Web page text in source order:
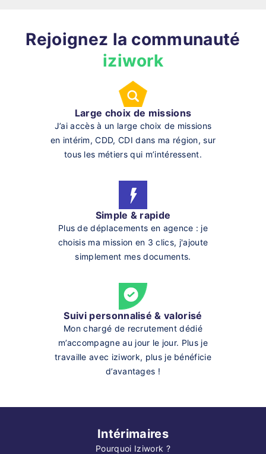
Rejoignez la communauté
iziwork
Large choix de missions
J’ai accès à un large choix de missions
en intérim, CDD, CDI dans ma région, sur
tous les métiers qui m’intéressent.
Simple & rapide
Plus de déplacements en agence : je
choisis ma mission en 3 clics, j'ajoute
simplement mes documents.
Suivi personnalisé & valorisé
Mon chargé de recrutement dédié
m’accompagne au jour le jour. Plus je
travaille avec iziwork, plus je bénéficie
d’avantages !
Intérimaires
Pourquoi Iziwork ?